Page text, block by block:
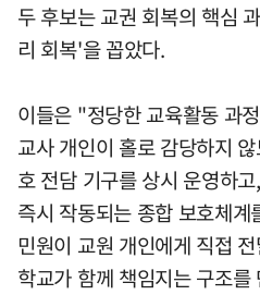
두 후보는 교권 회복의 핵심
리 회복'을 꼽았다.
이들은 "정당한 교육활동 과
교사 개인이 홀로 감당하지
호 전담 기구를 상시 운영하
즉시 작동되는 종합 보호체
민원이 교원 개인에게 직접
학교가 함께 책임지는 구조